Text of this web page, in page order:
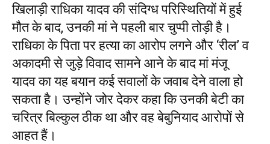
खिलाड़ी राधिका यादव की संदिग्ध परिस्थितियों में हुई
मौत के बाद, उनकी मां ने पहली बार चुप्पी तोड़ी है।
राधिका के पिता पर हत्या का आरोप लगने और ‘रील’ व
अकादमी से जुड़े विवाद सामने आने के बाद मां मंजू
यादव का यह बयान कई सवालों के जवाब देने वाला हो
सकता है। उन्होंने जोर देकर कहा कि उनकी बेटी का
चरित्र बिल्कुल ठीक था और वह बेबुनियाद आरोपों से
आहत हैं।